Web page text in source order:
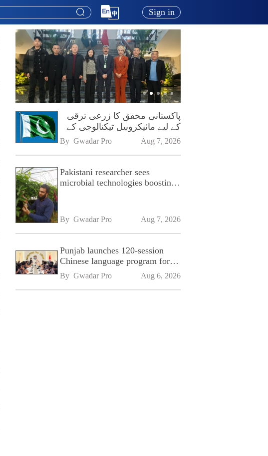
Sign in
پاکستانی محقق کا زرعی ترقی
کے لیے مائیکروبیل ٹیکنالوجی کے
فروغ پر زور
By Gwadar Pro Aug 7, 2026
Pakistani researcher sees
microbial technologies boosting
By Gwadar Pro Aug 7, 2026
Punjab launches 120-session
Chinese language program for
SPU
By Gwadar Pro Aug 6, 2026